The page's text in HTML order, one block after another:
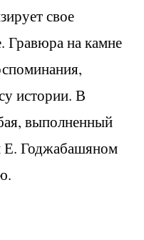
свое
Гравюра на камне
истории. В
выполненный
Е. Годжабашяном